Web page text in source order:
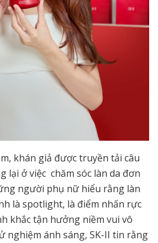
khán giả được truyền tải câu
lại ở việc chăm sóc làn da đơn
người phụ nữ hiểu rằng làn
là spotlight, là điểm nhấn rực
khắc tận hưởng niềm vui vô
nghiệm ánh sáng, SK-II tin rằng